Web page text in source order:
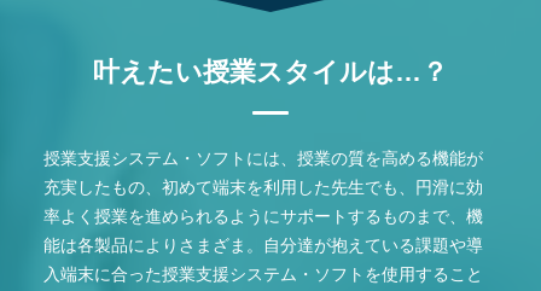
叶えたい授業スタイルは…？
授業支援システム・ソフトには、授業の質を高める機能が
充実したもの、初めて端末を利用した先生でも、円滑に効
率よく授業を進められるようにサポートするものまで、機
能は各製品によりさまざま。自分達が抱えている課題や導
入端末に合った授業支援システム・ソフトを使用すること